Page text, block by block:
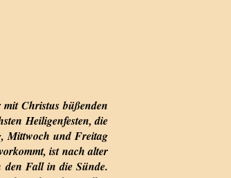
Christus büßenden
Heiligenfesten, die
Mittwoch und Freitag
ist nach alter
den Fall in die Sünde.